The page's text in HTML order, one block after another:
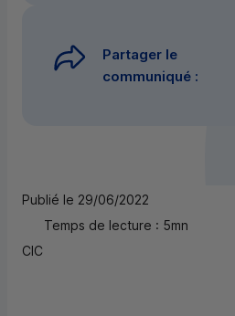
Partager le
communiqué :
Publié le 29/06/2022
Temps de lecture : 5mn
CIC